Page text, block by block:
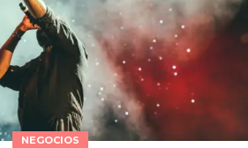
NEGOCIOS